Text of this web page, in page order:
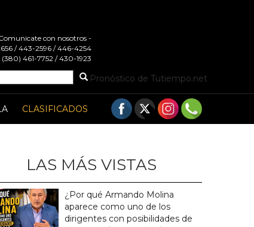
con nosotros -
/ 443-2596 / 446-4254
461-7752 / 430-1923
Pronóstico de Tutiempo.net
CLASIFICADOS
LAS MÁS VISTAS
¿Por qué Armando Molina
aparece como uno de los
dirigentes con posibilidades de